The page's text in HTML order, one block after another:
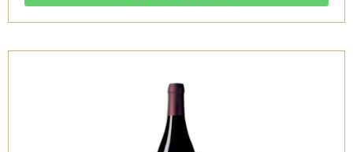
quantità